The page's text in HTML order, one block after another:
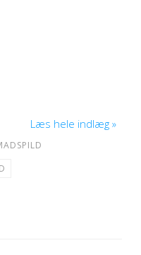
Læs hele indlæg »